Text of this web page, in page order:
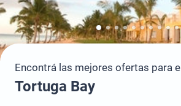
Encontrá las mejores ofertas para el
Tortuga Bay